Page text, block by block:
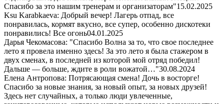
Спасибо за это нашим тренерам и организаторам"15.02.2025
Ksu Karabkaeva: Добрый вечер! Лагерь отпад, все
понравилась, кормят вкусно, все супер, особенно дискотеки
понравились! Все огонь04.01.2025
Дарья Чекомасова: "Спасибо Волна за то, что свое последнее
лето я провела именно здесь! За это лето я была стажером в
двух сменах, в последней из которой мой отряд победил!
Дальше — больше, ждите в роли вожатой…"30.08.2024
Елена Антропова: Потрясающая смена! Дочь в восторге!
Спасибо за новые знания, за новый опыт, за новых друзей!
Здесь нет случайных, а только люди увлеченные,